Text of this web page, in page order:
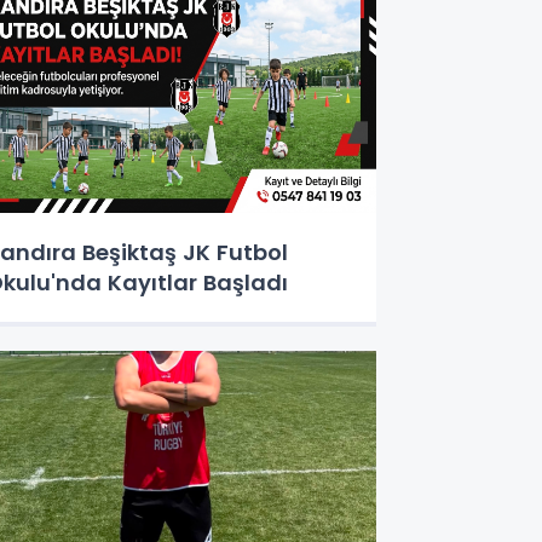
Beşiktaş JK Futbol
Kayıtlar Başladı